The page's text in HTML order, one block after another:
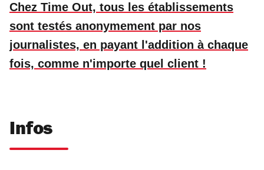
Chez Time Out, tous les établissements
sont testés anonymement par nos
journalistes, en payant l'addition à chaque
fois, comme n'importe quel client !
Infos